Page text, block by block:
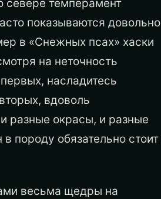
севере темперамент
показываются довольно
в «Снежных псах» хаски
на неточность
насладитесь
вдоволь
разные окрасы, и разные
породу обязательно стоит
весьма щедры на